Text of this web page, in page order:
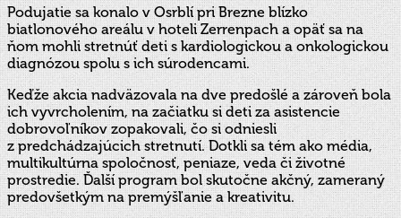
Podujatie sa konalo v Osrblí pri Brezne blízko
biatlonového areálu v hoteli Zerrenpach a opäť sa na
ňom mohli stretnúť deti s kardiologickou a onkologickou
diagnózou spolu s ich súrodencami.
Keďže akcia nadväzovala na dve predošlé a zároveň bola
ich vyvrcholením, na začiatku si deti za asistencie
dobrovoľníkov zopakovali, čo si odniesli
z predchádzajúcich stretnutí. Dotkli sa tém ako média,
multikultúrna spoločnosť, peniaze, veda či životné
prostredie. Ďalší program bol skutočne akčný, zameraný
predovšetkým na premýšľanie a kreativitu.